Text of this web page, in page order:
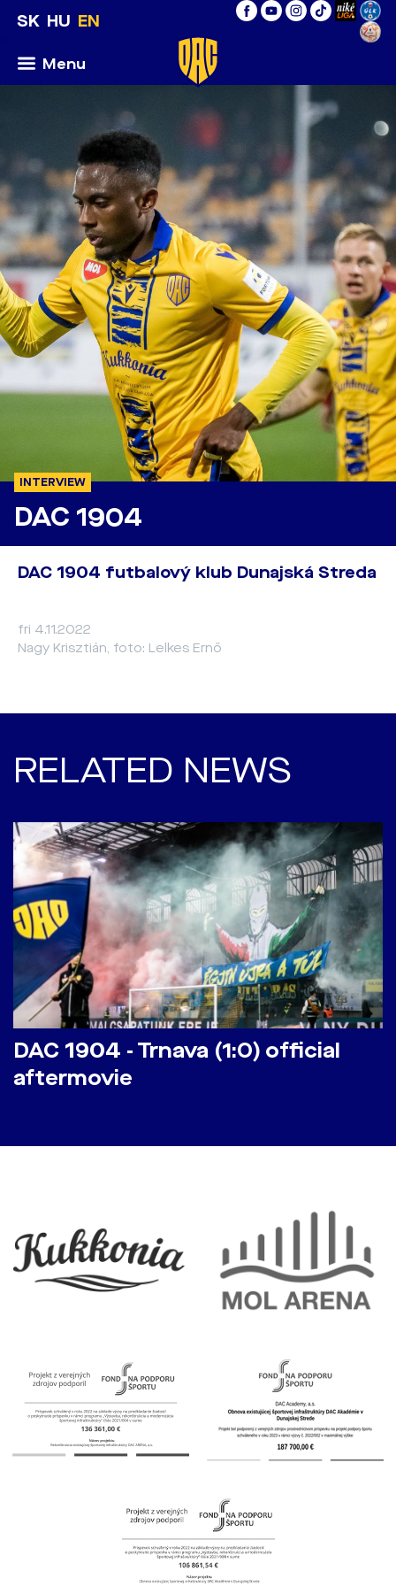
SK HU EN
Menu
INTERVIEW
DAC 1904
DAC 1904 futbalový klub Dunajská Streda
fri 4.11.2022
Nagy Krisztián, foto: Lelkes Ernő
RELATED NEWS
DAC 1904 - Trnava (1:0) official
aftermovie